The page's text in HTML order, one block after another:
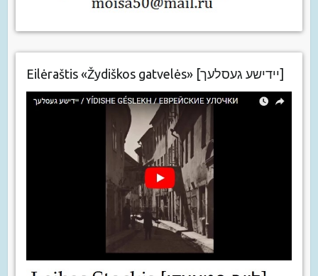
Eilėraštis «Žydiškos gatvelės» [יידישע געסלעך]